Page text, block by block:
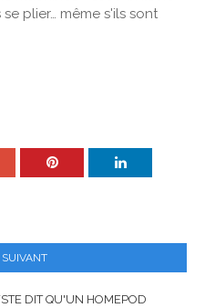
plier… même s'ils sont
DIT QU'UN HOMEPOD